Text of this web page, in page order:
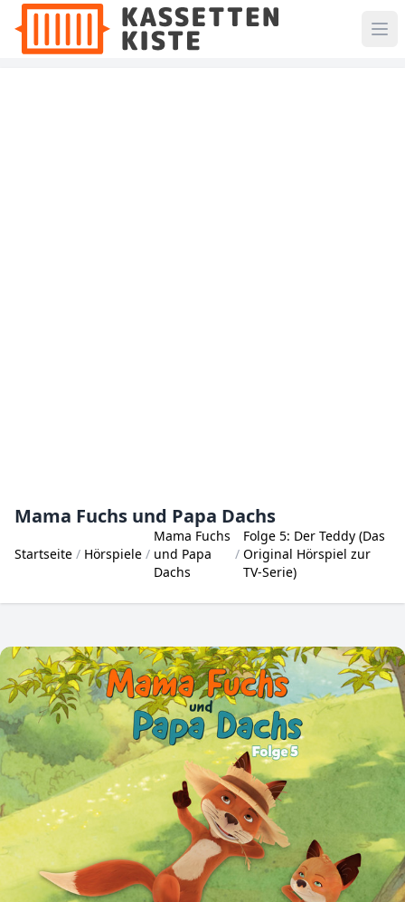
Mama Fuchs und Papa Dachs
Startseite Hörspiele
Mama Fuchs
und Papa
Dachs
Folge 5: Der Teddy (Das
Original Hörspiel zur
TV-Serie)